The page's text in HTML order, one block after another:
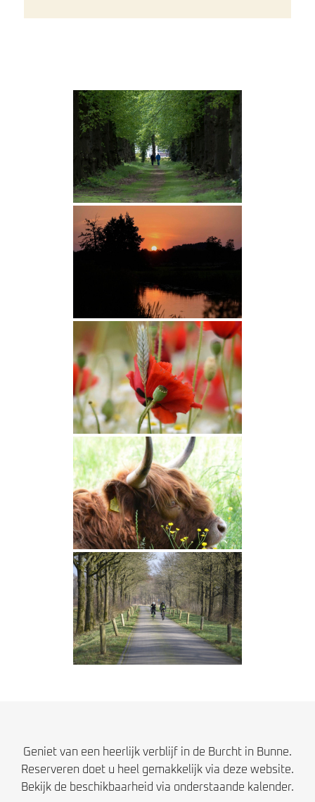
Geniet van een heerlijk verblijf in de Burcht in Bunne.
Reserveren doet u heel gemakkelijk via deze website.
Bekijk de beschikbaarheid via onderstaande kalender.